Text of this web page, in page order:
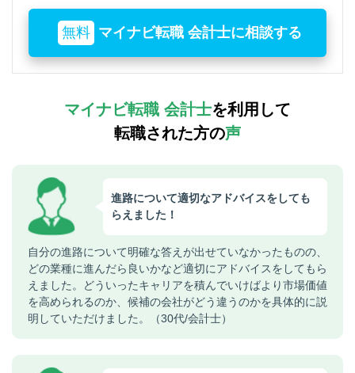
無料 マイナビ転職 会計士に相談する
マイナビ転職 会計士を利用して
転職された方の声
進路について適切なアドバイスをしても
らえました！
自分の進路について明確な答えが出せていなかったものの、
どの業種に進んだら良いかなど適切にアドバイスをしてもら
えました。どういったキャリアを積んでいけばより市場価値
を高められるのか、候補の会社がどう違うのかを具体的に説
明していただけました。（30代/会計士）